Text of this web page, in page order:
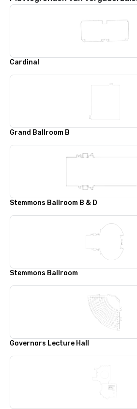
Cardinal
Grand Ballroom B
Stemmons Ballroom B & D
Stemmons Ballroom
Governors Lecture Hall